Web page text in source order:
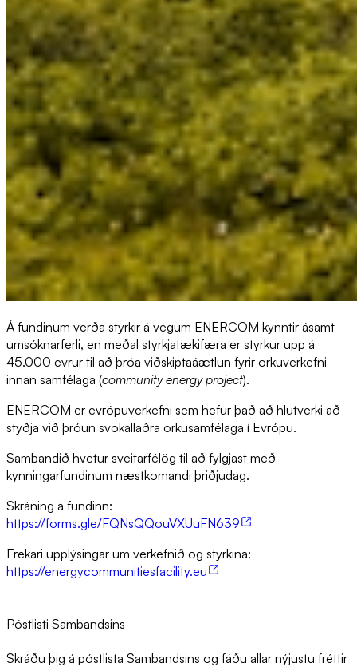
Á fundinum verða styrkir á vegum ENERCOM kynntir ásamt
umsóknarferli, en meðal styrkjatækifæra er styrkur upp á
45.000 evrur til að þróa viðskiptaáætlun fyrir orkuverkefni
innan samfélaga (community energy project).
ENERCOM er evrópuverkefni sem hefur það að hlutverki að
styðja við þróun svokallaðra orkusamfélaga í Evrópu.
Sambandið hvetur sveitarfélög til að fylgjast með
kynningarfundinum næstkomandi þriðjudag.
Skráning á fundinn:
https://forms.gle/FQNsQQouVXUuFN639
Frekari upplýsingar um verkefnið og styrkina:
https://energycommunitiesfacility.eu
Póstlisti Sambandsins
Skráðu þig á póstlista Sambandsins og fáðu allar nýjustu fréttir